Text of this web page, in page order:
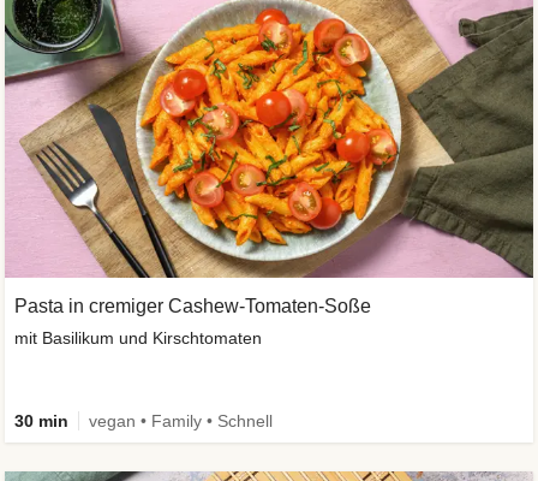
Pasta in cremiger Cashew-Tomaten-Soße
mit Basilikum und Kirschtomaten
30 min vegan • Family • Schnell